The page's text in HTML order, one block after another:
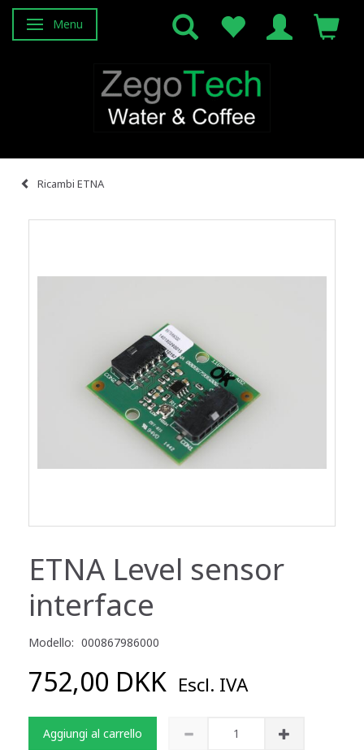
Attiva/disattiva navigazione
Menu
Ricambi ETNA
ETNA Level sensor
interface
Modello: 000867986000
752,00 DKK Escl. IVA
Aggiungi al carrello